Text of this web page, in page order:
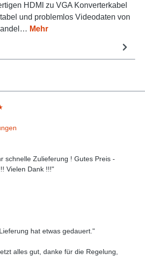
HDMI zu VGA Konverterkabel
und problemlos Videodaten von
Mehr
schnelle Zulieferung ! Gutes Preis -
Vielen Dank !!!"
hat etwas gedauert."
alles gut, danke für die Regelung,